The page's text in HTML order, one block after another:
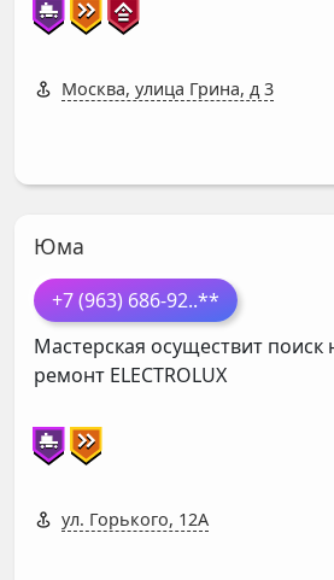
Москва, улица Грина, д 3
Юма
+7 (963) 686-92..**
Мастерская осуществит поиск
ремонт ELECTROLUX
ул. Горького, 12А